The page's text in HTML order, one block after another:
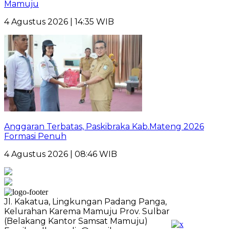
Mamuju
4 Agustus 2026 | 14:35 WIB
Anggaran Terbatas, Paskibraka Kab.Mateng 2026
Formasi Penuh
4 Agustus 2026 | 08:46 WIB
Jl. Kakatua, Lingkungan Padang Panga,
Kelurahan Karema Mamuju Prov. Sulbar
(Belakang Kantor Samsat Mamuju)